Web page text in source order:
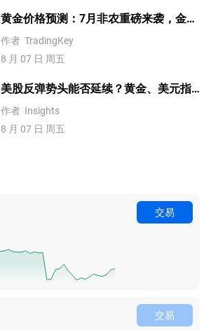
黄金价格预测：7月非农重磅来袭，金价
站上4300美元后还能涨吗？
作者 TradingKey
8 月 07 日 周五
美股反弹势头能否延续？黄金、美元指
数、费半指数、纳指100技术分析
作者 Insights
8 月 07 日 周五
交易
交易